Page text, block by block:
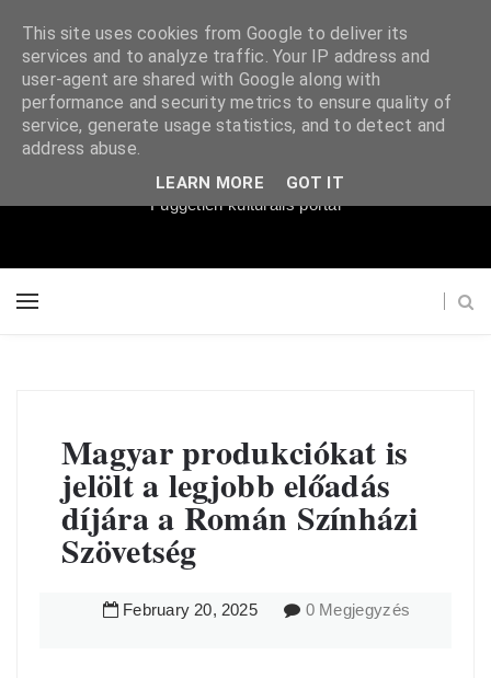
Súgópéldány
Független kulturális portál
Magyar produkciókat is
jelölt a legjobb előadás
díjára a Román Színházi
Szövetség
February 20, 2025 0 Megjegyzés
This site uses cookies from Google to deliver its
services and to analyze traffic. Your IP address and
user-agent are shared with Google along with
performance and security metrics to ensure quality of
service, generate usage statistics, and to detect and
address abuse.
LEARN MORE GOT IT